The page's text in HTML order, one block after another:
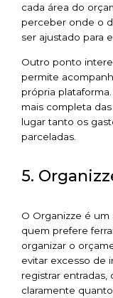
cada área do
perceber onde o
ser ajustado para
Outro ponto
permite
própria
mais completa
lugar tanto os
parceladas.
5.
O Organizze é
quem prefere
organizar o
evitar excesso de
registrar entradas,
claramente